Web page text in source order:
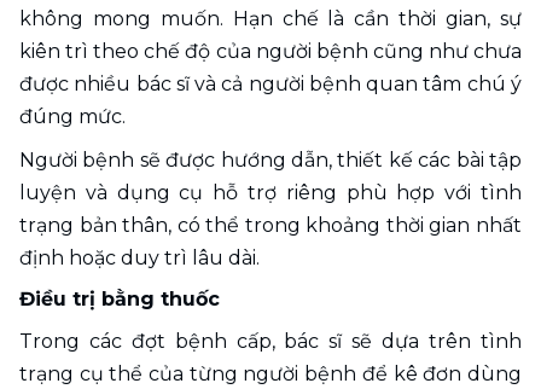
không mong muốn. Hạn chế là cần thời gian, sự
kiên trì theo chế độ của người bệnh cũng như chưa
được nhiều bác sĩ và cả người bệnh quan tâm chú ý
đúng mức.
Người bệnh sẽ được hướng dẫn, thiết kế các bài tập
luyện và dụng cụ hỗ trợ riêng phù hợp với tình
trạng bản thân, có thể trong khoảng thời gian nhất
định hoặc duy trì lâu dài.
Điều trị bằng thuốc
Trong các đợt bệnh cấp, bác sĩ sẽ dựa trên tình
trạng cụ thể của từng người bệnh để kê đơn dùng